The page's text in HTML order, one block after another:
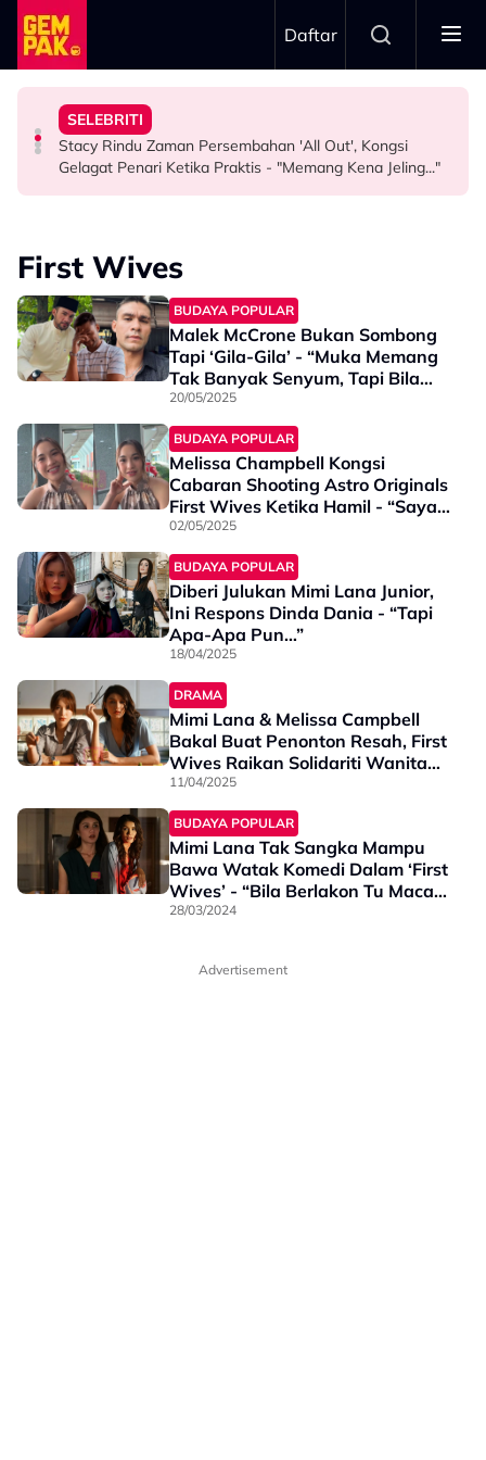
Skip to main content
Daftar
HIBURAN
Pengarah Muzik, Komposer Sze Wan Meninggal Dunia,
Misha Omar: “Gone Too Soon”
SELEBRITI
Stacy Rindu Zaman Persembahan 'All Out', Kongsi
Gelagat Penari Ketika Praktis - "Memang Kena Jeling..."
SELEBRITI
Bukan Penyanyi Ego, Adzrin Adzhar 'Back-Up' Awie -
"Ini Namanya Penyanyi Yang..."
HIBURAN
Intan Najuwa Timang Anak Perempuan Kedua, Beri
Nama…
First Wives
BUDAYA POPULAR
Malek McCrone Bukan Sombong
Tapi ‘Gila-Gila’ - “Muka Memang
Tak Banyak Senyum, Tapi Bila
Dah Kenal…”
20/05/2025
BUDAYA POPULAR
Melissa Champbell Kongsi
Cabaran Shooting Astro Originals
First Wives Ketika Hamil - “Saya
Ni Jenis Tak Suka Duduk Rumah”
02/05/2025
BUDAYA POPULAR
Diberi Julukan Mimi Lana Junior,
Ini Respons Dinda Dania - “Tapi
Apa-Apa Pun…”
18/04/2025
DRAMA
Mimi Lana & Melissa Campbell
Bakal Buat Penonton Resah, First
Wives Raikan Solidariti Wanita
Bila Berdepan Suami Jahanam
11/04/2025
BUDAYA POPULAR
Mimi Lana Tak Sangka Mampu
Bawa Watak Komedi Dalam ‘First
Wives’ - “Bila Berlakon Tu Macam
Semua Orang…”
28/03/2024
Advertisement